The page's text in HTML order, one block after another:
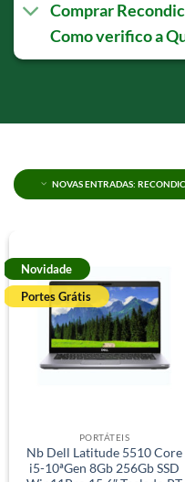
Comprar
Como verifico a
NOVAS ENTRADAS:
Novidade
Portes Grátis
PORTÁTEIS
Nb Dell Latitude 5510 Core
i5-10ªGen 8Gb 256Gb SSD